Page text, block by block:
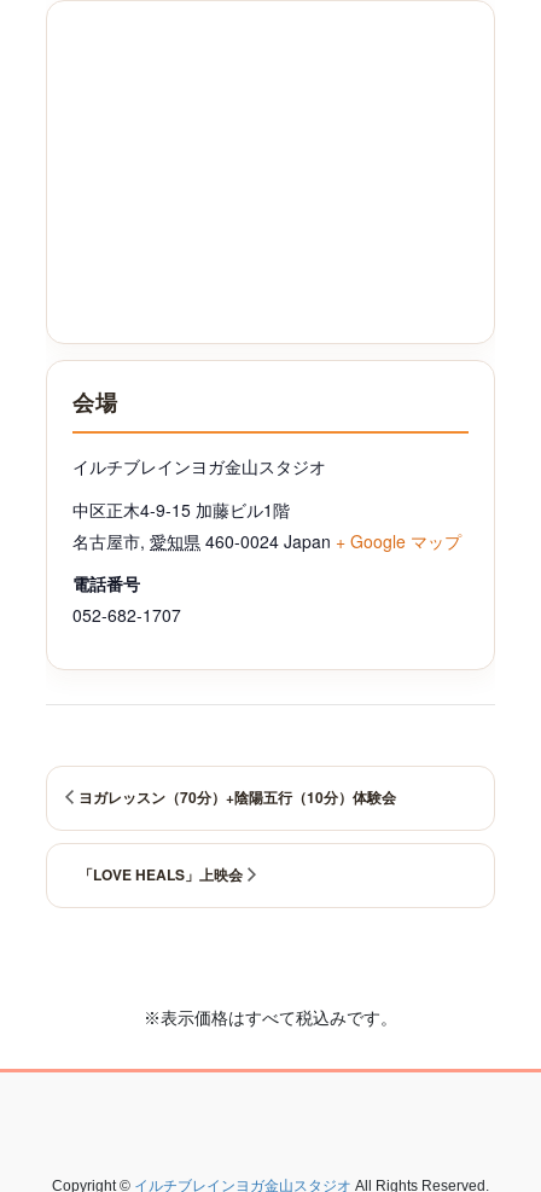
会場
イルチブレインヨガ金山スタジオ
中区正木4-9-15 加藤ビル1階
名古屋市, 愛知県 460-0024 Japan + Google マップ
電話番号
052-682-1707
ヨガレッスン（70分）+陰陽五行（10分）体験会
「LOVE HEALS」上映会
※表示価格はすべて税込みです。
Copyright © イルチブレインヨガ金山スタジオ All Rights Reserved.